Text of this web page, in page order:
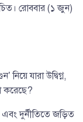
রোববার (১ জুন)
নিয়ে যারা উদ্বিগ্ন,
করেছে?
দুর্নীতিতে জড়িত